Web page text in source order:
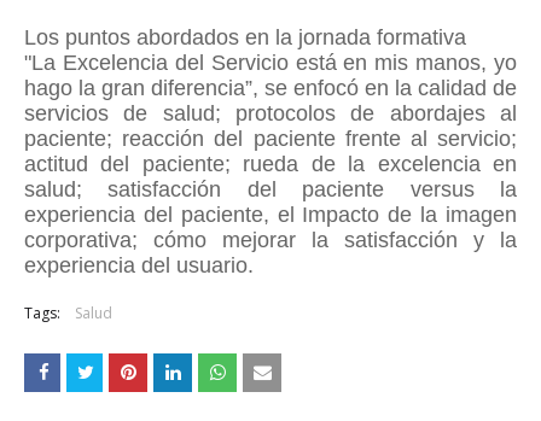
Los puntos abordados en la jornada formativa
"La Excelencia del Servicio está en mis manos, yo
hago la gran diferencia”, se enfocó en la calidad de
servicios de salud; protocolos de abordajes al
paciente; reacción del paciente frente al servicio;
actitud del paciente; rueda de la excelencia en
salud; satisfacción del paciente versus la
experiencia del paciente, el Impacto de la imagen
corporativa; cómo mejorar la satisfacción y la
experiencia del usuario.
Tags: Salud